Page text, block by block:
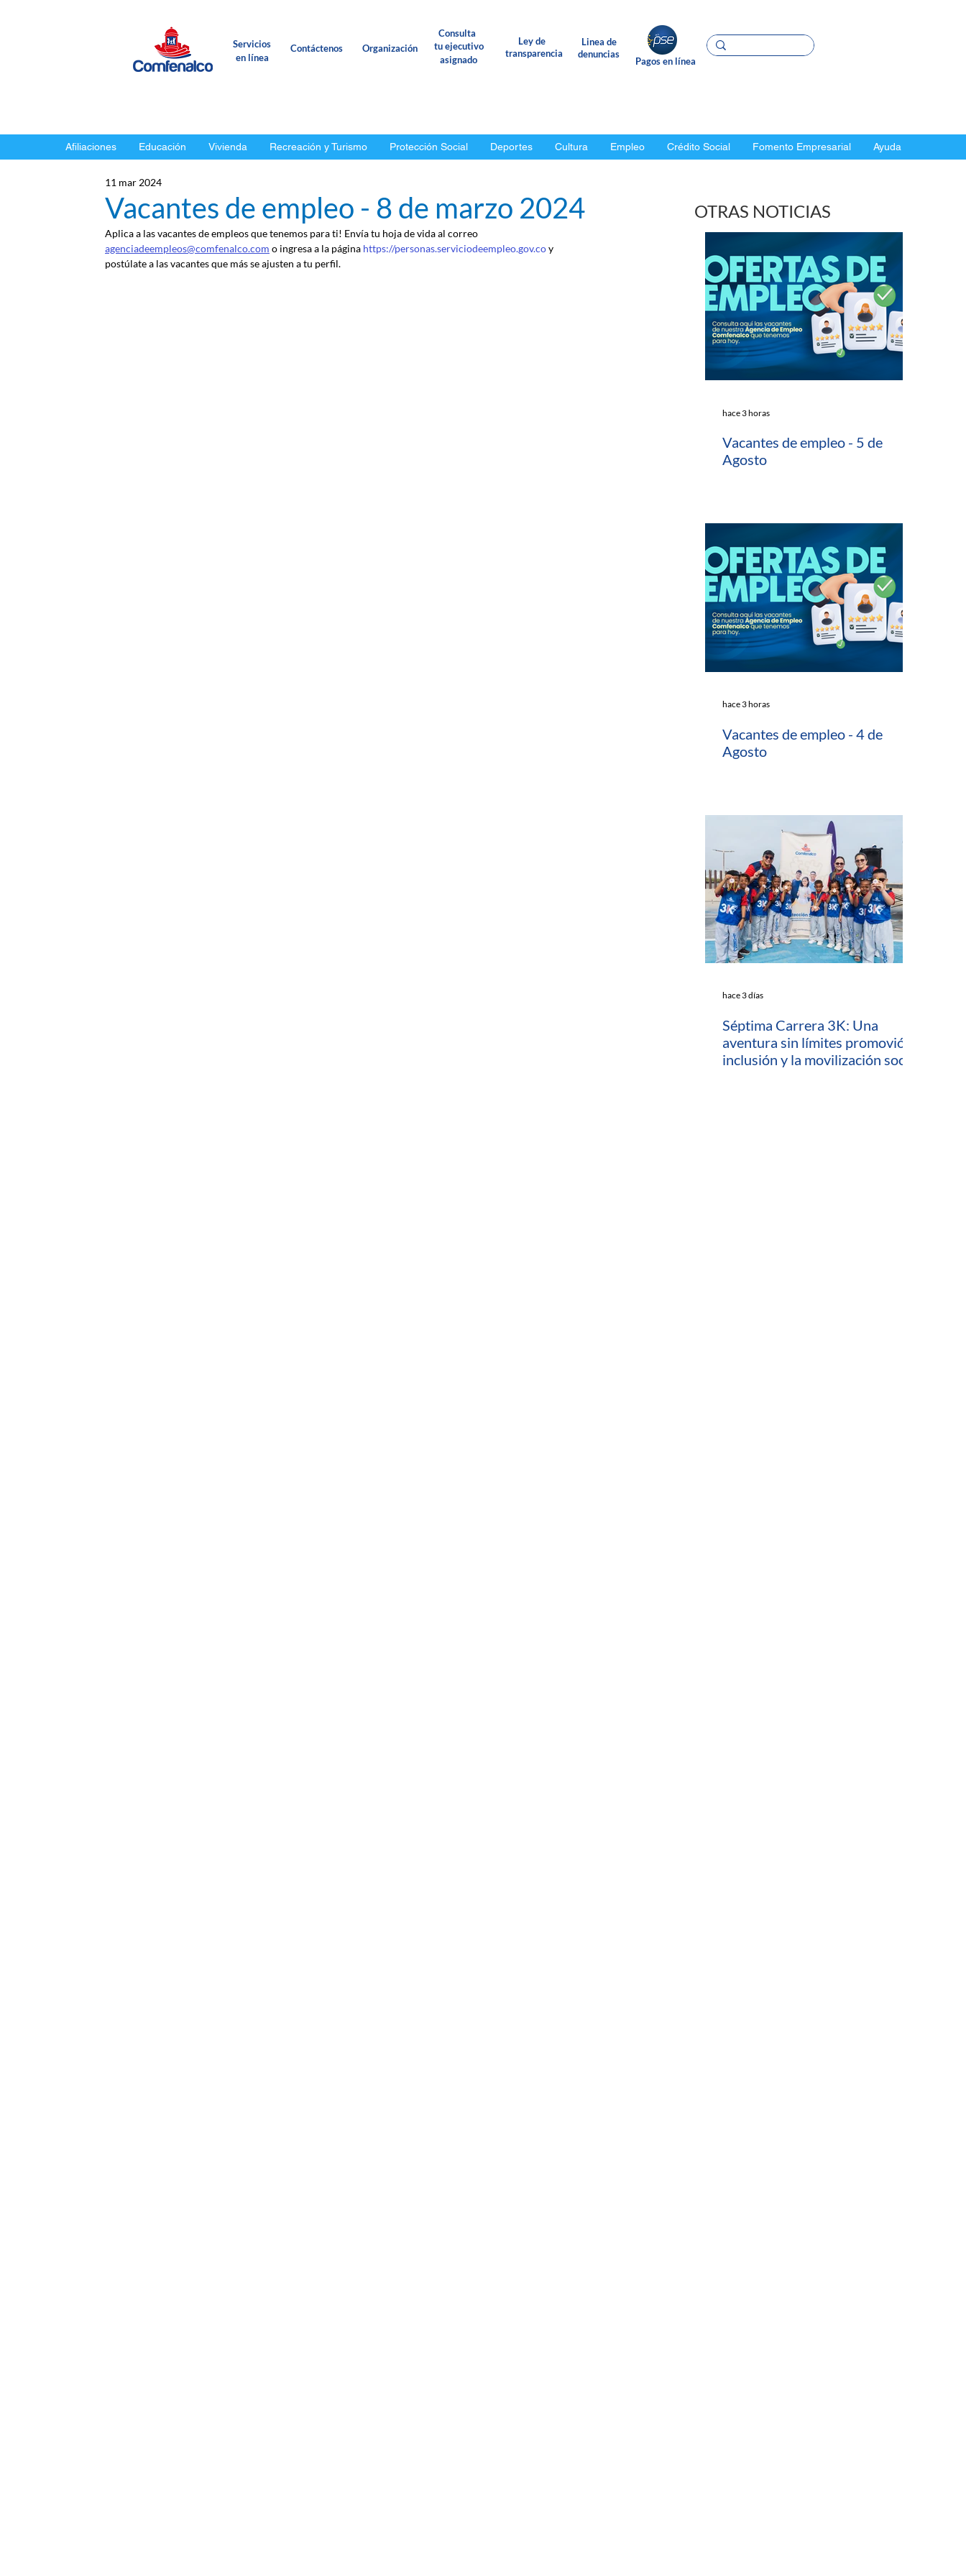
Servicios
en línea
Contáctenos Organización
Consulta
tu ejecutivo
asignado
Ley de
transparencia
Linea de
denuncias
Pagos en línea
Afiliaciones Educación Vivienda Recreación y Turismo Protección Social Deportes Cultura Empleo Crédito Social Fomento Empresarial Ayuda
Vacantes de empleo - 8 de marzo 2024
11 mar 2024
Aplica a las vacantes de empleos que tenemos para ti! Envía tu hoja de vida al correo
agenciadeempleos@comfenalco.com o ingresa a la página https://personas.serviciodeempleo.gov.co y
postúlate a las vacantes que más se ajusten a tu perfil.
OTRAS NOTICIAS
Vacantes de empleo - 5 de
Agosto
hace 3 horas
Vacantes de empleo - 4 de
Agosto
hace 3 horas
Séptima Carrera 3K: Una
aventura sin límites promovió la
inclusión y la movilización social
hace 3 días